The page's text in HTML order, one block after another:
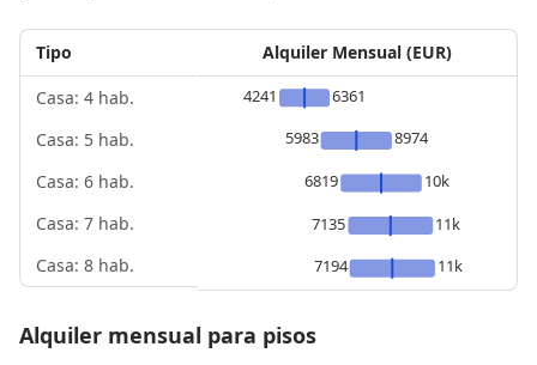
Tipo
Casa: 4 hab.
Casa: 5 hab.
Casa: 6 hab.
Casa: 7 hab.
Casa: 8 hab.
Alquiler Mensual (EUR)
4241
6361
5983
8974
6819
10k
7135
11k
7194
11k
Alquiler mensual para pisos